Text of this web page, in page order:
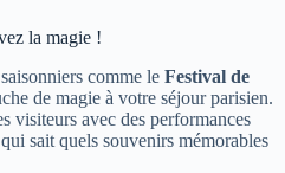
la magie !
comme le Festival de
de magie à votre séjour parisien.
visiteurs avec des performances
sait quels souvenirs mémorables